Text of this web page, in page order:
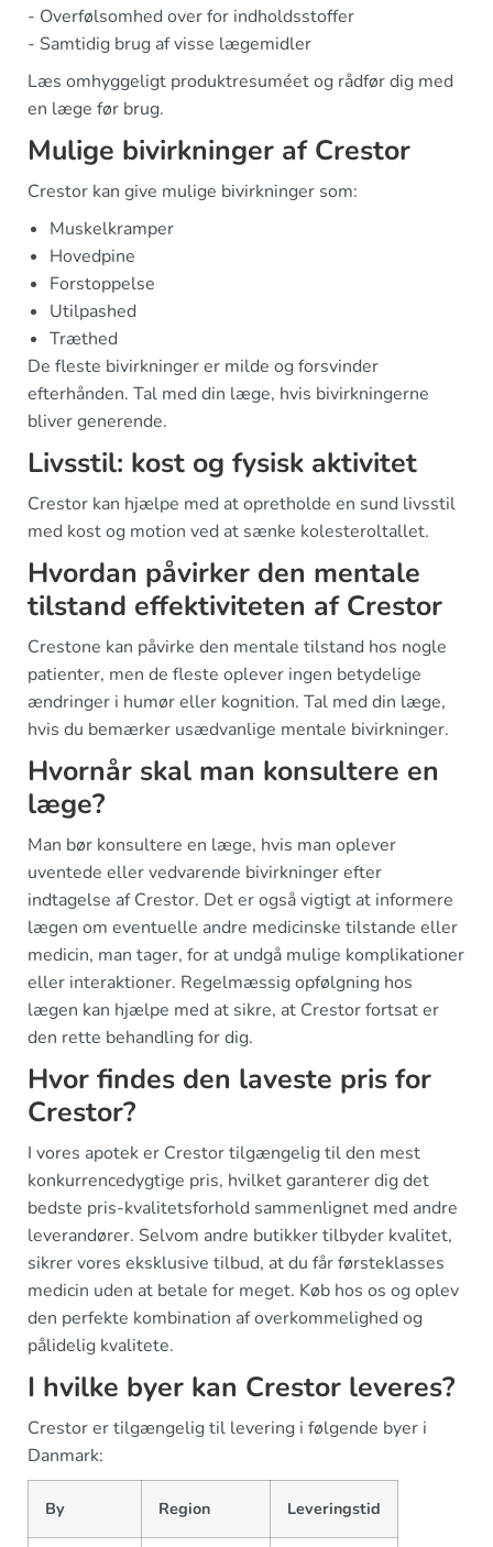
- Overfølsomhed over for indholdsstoffer
- Samtidig brug af visse lægemidler
Læs omhyggeligt produktresuméet og rådfør dig med
en læge før brug.
Mulige bivirkninger af Crestor
Crestor kan give mulige bivirkninger som:
Muskelkramper
Hovedpine
Forstoppelse
Utilpashed
Træthed
De fleste bivirkninger er milde og forsvinder
efterhånden. Tal med din læge, hvis bivirkningerne
bliver generende.
Livsstil: kost og fysisk aktivitet
Crestor kan hjælpe med at opretholde en sund livsstil
med kost og motion ved at sænke kolesteroltallet.
Hvordan påvirker den mentale
tilstand effektiviteten af Crestor
Crestone kan påvirke den mentale tilstand hos nogle
patienter, men de fleste oplever ingen betydelige
ændringer i humør eller kognition. Tal med din læge,
hvis du bemærker usædvanlige mentale bivirkninger.
Hvornår skal man konsultere en
læge?
Man bør konsultere en læge, hvis man oplever
uventede eller vedvarende bivirkninger efter
indtagelse af Crestor. Det er også vigtigt at informere
lægen om eventuelle andre medicinske tilstande eller
medicin, man tager, for at undgå mulige komplikationer
eller interaktioner. Regelmæssig opfølgning hos
lægen kan hjælpe med at sikre, at Crestor fortsat er
den rette behandling for dig.
Hvor findes den laveste pris for
Crestor?
I vores apotek er Crestor tilgængelig til den mest
konkurrencedygtige pris, hvilket garanterer dig det
bedste pris-kvalitetsforhold sammenlignet med andre
leverandører. Selvom andre butikker tilbyder kvalitet,
sikrer vores eksklusive tilbud, at du får førsteklasses
medicin uden at betale for meget. Køb hos os og oplev
den perfekte kombination af overkommelighed og
pålidelig kvalitete.
I hvilke byer kan Crestor leveres?
Crestor er tilgængelig til levering i følgende byer i
Danmark:
By Region Leveringstid